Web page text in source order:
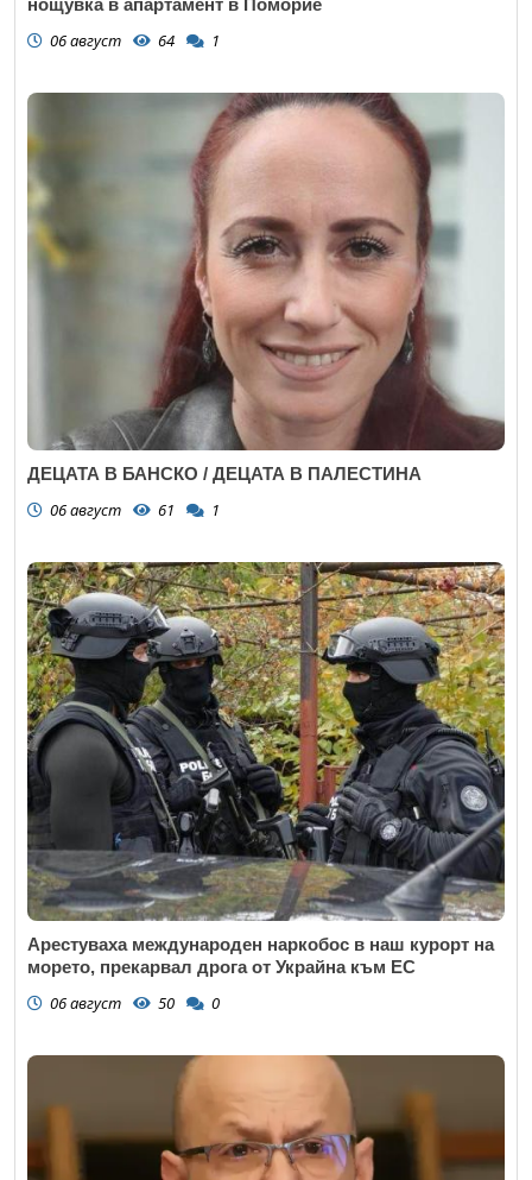
06 август 64 1
ДЕЦАТА В БАНСКО / ДЕЦАТА В ПАЛЕСТИНА
06 август 61 1
Арестуваха международен наркобос в наш курорт на
морето, прекарвал дрога от Украйна към ЕС
06 август 50 0